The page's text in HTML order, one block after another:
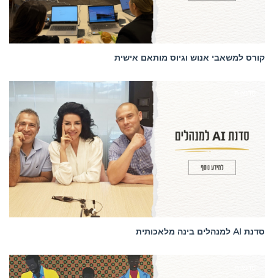
קורס למשאבי אנוש וגיוס מותאם אישית
סדנת AI למנהלים בינה מלאכותית